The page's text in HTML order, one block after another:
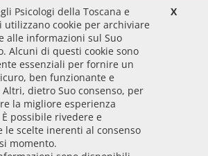
le linee guida di sviluppo
delle PA pubblicate da AGID in
X
Psicologi della Toscana e
utilizzano cookie per archiviare
alle informazioni sul Suo
Alcuni di questi cookie sono
essenziali per fornire un
ben funzionante e
dietro Suo consenso, per
la migliore esperienza
È possibile rivedere e
le scelte inerenti al consenso
momento.